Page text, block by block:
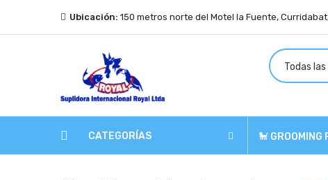
Ubicación: 150 metros norte del Motel la Fuente,
CATEGORÍAS 🐩 GROOMING